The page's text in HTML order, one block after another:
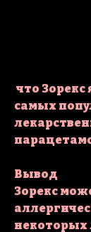
самых
Вывод
Зорекс
некоторых